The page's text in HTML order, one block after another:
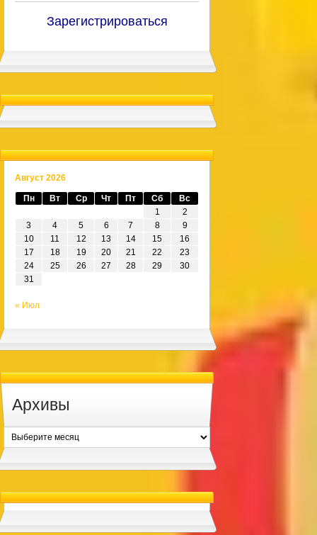
Зарегистрироваться
Август 2026
Пн Вт Ср Чт Пт Сб
Вс
1
2
3
4 5 6 7 8
9
10
11 12 13 14 15
16
17
18 19 20 21 22
23
24
25 26 27 28 29
30
31
« Июл
Архивы
Архивы